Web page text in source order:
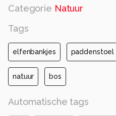
Categorie Natuur
Tags
elfenbankjes paddenstoel
natuur bos
Automatische tags